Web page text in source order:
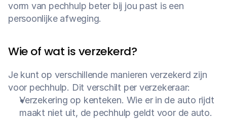
vorm van pechhulp beter bij jou past is een
persoonlijke afweging.
Wie of wat is verzekerd?
Je kunt op verschillende manieren verzekerd zijn
voor pechhulp. Dit verschilt per verzekeraar:
Verzekering op kenteken. Wie er in de auto rijdt
maakt niet uit, de pechhulp geldt voor de auto.